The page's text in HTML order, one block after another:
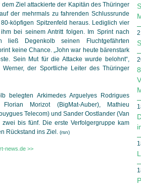
Ziel attackierte der Kapitän des Thüringer
der mehrmals zu fahrenden Schlussrunde
köpfigen Spitzenfeld heraus. Lediglich vier
bei seinem Antritt folgen. Im Sprint nach
ließ Degenkolb seinen Fluchtgefährten
keine Chance. „John war heute bärenstark
Sein Mut für die Attacke wurde belohnt“,
Werner, der Sportliche Leiter des Thüringer
belegten Arkimedes Arguelyes Rodrigues
Florian Morizot (BigMat-Auber), Mathieu
Telecom) und Sander Oostlander (Van
bis fünf. Die erste Verfolgergruppe kam
Rückstand ins Ziel. (rsn)
news.de >>